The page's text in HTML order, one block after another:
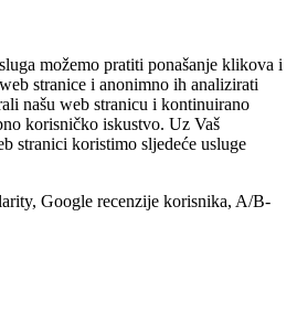
možemo pratiti ponašanje klikova i
stranice i anonimno ih analizirati
našu web stranicu i kontinuirano
korisničko iskustvo. Uz Vaš
stranici koristimo sljedeće usluge
Google recenzije korisnika, A/B-